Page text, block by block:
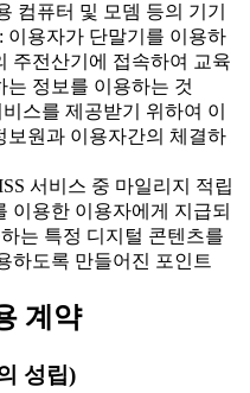
컴퓨터 및 모뎀 등의 기기
용자가 단말기를 이용하
주전산기에 접속하여 교육
는 정보를 이용하는 것
스를 제공받기 위하여 이
보원과 이용자간의 체결하
서비스 중 마일리지 적립
이용한 이용자에게 지급되
는 특정 디지털 콘텐츠를
하도록 만들어진 포인트
계약
성립)